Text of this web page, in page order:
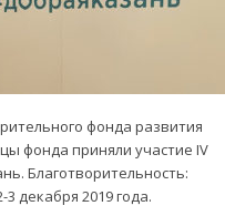
фонда развития
фонда приняли участие IV
Благотворительность:
декабря 2019 года.